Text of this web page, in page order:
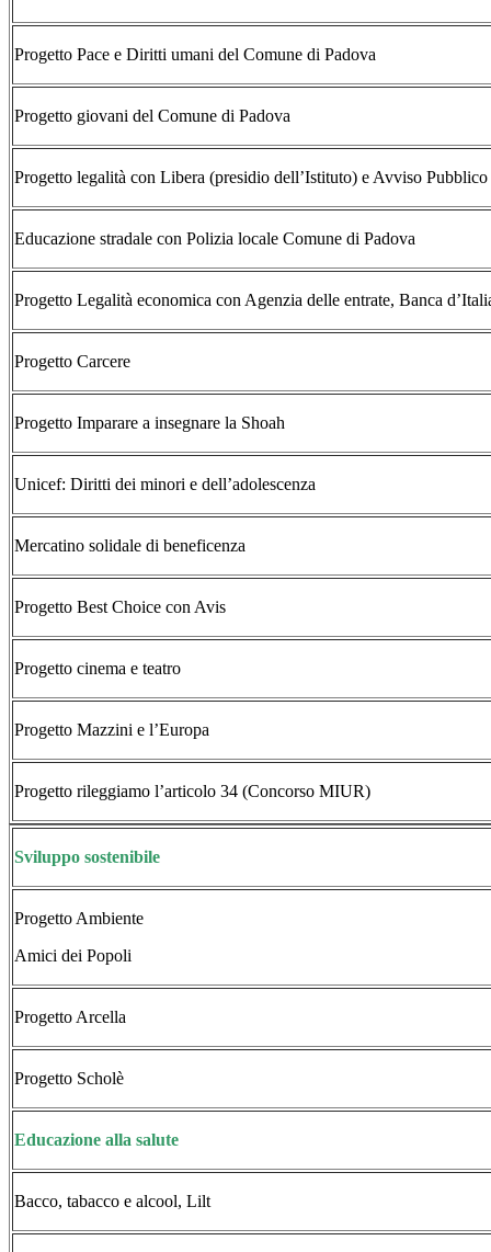
Progetto Pace e Diritti umani del Comune di Padova
Progetto giovani del Comune di Padova
Progetto legalità con Libera (presidio dell’Istituto) e Avviso Pubblico
Educazione stradale con Polizia locale Comune di Padova
Progetto Legalità economica con Agenzia delle entrate, Banca
Progetto Carcere
Progetto Imparare a insegnare la Shoah
Unicef: Diritti dei minori e dell’adolescenza
Mercatino solidale di beneficenza
Progetto Best Choice con Avis
Progetto cinema e teatro
Progetto Mazzini e l’Europa
Progetto rileggiamo l’articolo 34 (Concorso MIUR)
Sviluppo sostenibile
Progetto Ambiente
Amici dei Popoli
Progetto Arcella
Progetto Scholè
Educazione alla salute
Bacco, tabacco e alcool, Lilt